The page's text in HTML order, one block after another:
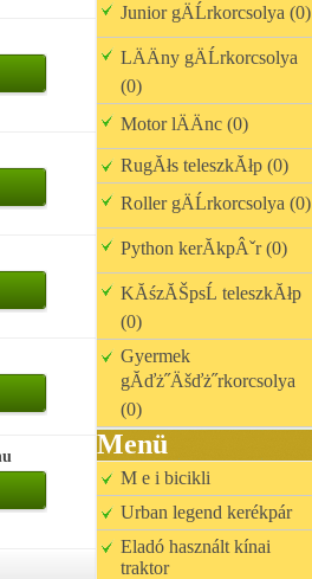
Junior gÄĹrkorcsolya (0)
LÄÄny gÄĹrkorcsolya
(0)
Motor lÄÄnc (0)
RugĂłs teleszkĂłp (0)
Roller gÄĹrkorcsolya (0)
Python kerĂkpÂˇr (0)
KĂśzĂŠpsĹ teleszkĂłp
(0)
Gyermek
gĂďż˝Äšďż˝rkorcsolya
(0)
Menü
M e i bicikli
Urban legend kerékpár
Eladó használt kínai
traktor